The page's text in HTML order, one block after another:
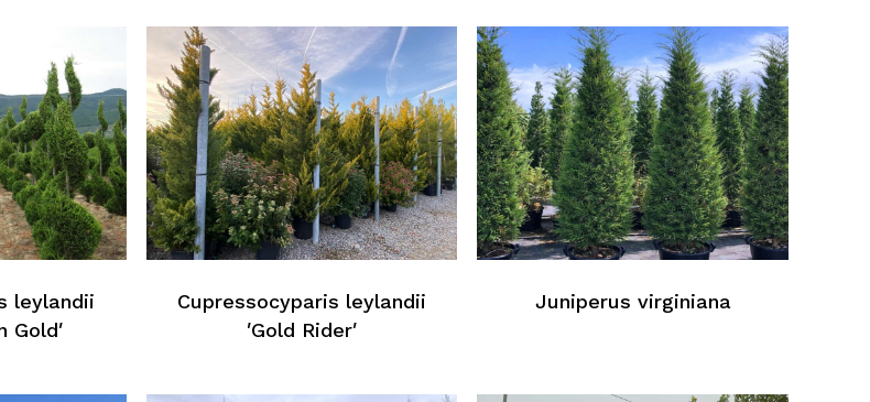
leylandii
Gold′
Cupressocyparis leylandii
′Gold Rider′
Juniperus virginiana